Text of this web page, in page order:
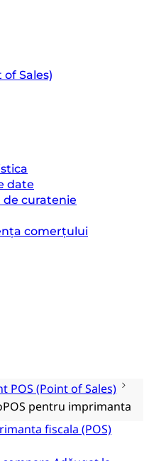
Sales)
date
de curatenie
comerțului
POS (Point of Sales)
pentru imprimanta